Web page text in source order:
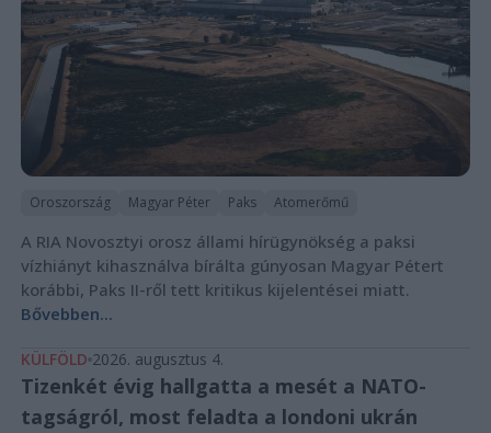
Oroszország Magyar Péter Paks Atomerőmű
A RIA Novosztyi orosz állami hírügynökség a paksi
vízhiányt kihasználva bírálta gúnyosan Magyar Pétert
korábbi, Paks II-ről tett kritikus kijelentései miatt.
Bővebben...
KÜLFÖLD 2026. augusztus 4.
Tizenkét évig hallgatta a mesét a NATO-
tagságról, most feladta a londoni ukrán